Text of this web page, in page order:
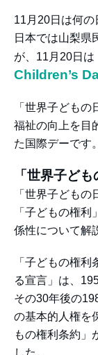
11月20日は何の
日本では山梨県
が、11月20日は
Children’s
「世界子ども
福祉の向上を目
た国際デーです。
「世界子ど
「世界子ども
「子どもの権
係性について解
「子どもの権
る宣言」は、
その30年後の
の基本的人権を
もの権利条約」
した。